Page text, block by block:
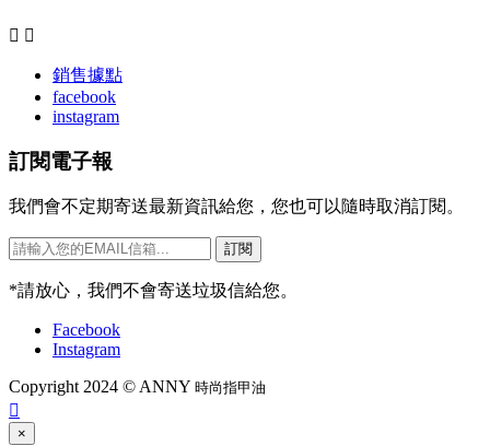
 
銷售據點
facebook
instagram
訂閱電子報
我們會不定期寄送最新資訊給您，您也可以隨時取消訂閱。
訂閱
*請放心，我們不會寄送垃圾信給您。
Facebook
Instagram
Copyright 2024 © ANNY 時尚指甲油

×